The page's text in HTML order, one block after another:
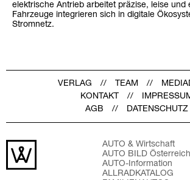
elektrische Antrieb arbeitet präzise, leise und
Fahrzeuge integrieren sich in digitale
Stromnetz.
VERLAG TEAM
KONTAKT
AGB
DATENSCHUTZ
AUTO & Wirtschaft
AUTO BILD Österreich
AUTO-Information
ALLRADKATALOG